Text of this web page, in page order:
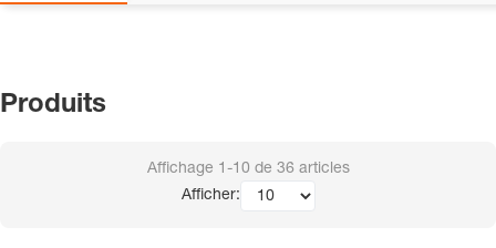
Produits
Affichage 1-10 de 36 articles
Afficher: